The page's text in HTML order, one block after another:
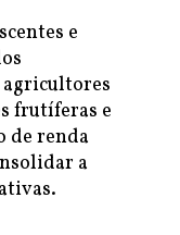
e
agricultores
frutíferas e
de renda
a